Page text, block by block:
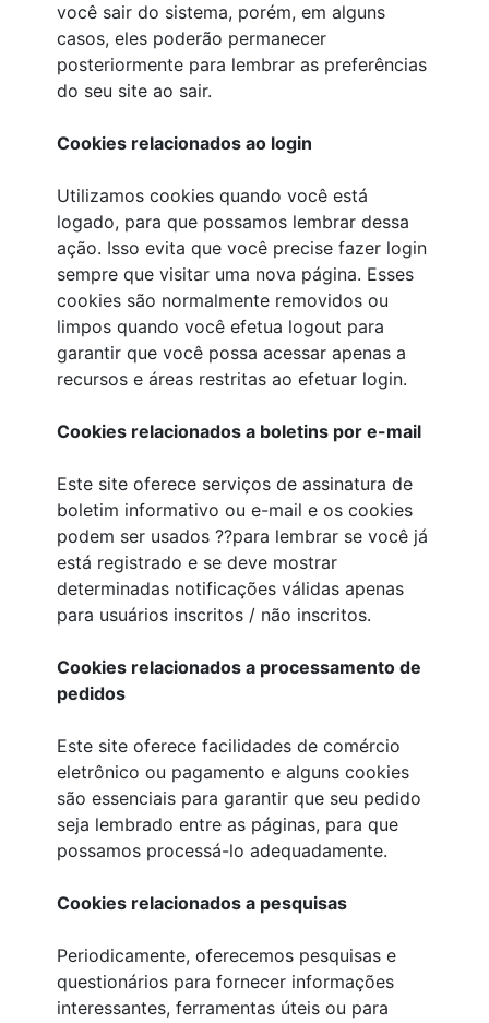
você sair do sistema, porém, em alguns
casos, eles poderão permanecer
posteriormente para lembrar as preferências
do seu site ao sair.
Cookies relacionados ao login
Utilizamos cookies quando você está
logado, para que possamos lembrar dessa
ação. Isso evita que você precise fazer login
sempre que visitar uma nova página. Esses
cookies são normalmente removidos ou
limpos quando você efetua logout para
garantir que você possa acessar apenas a
recursos e áreas restritas ao efetuar login.
Cookies relacionados a boletins por e-mail
Este site oferece serviços de assinatura de
boletim informativo ou e-mail e os cookies
podem ser usados ??para lembrar se você já
está registrado e se deve mostrar
determinadas notificações válidas apenas
para usuários inscritos / não inscritos.
Cookies relacionados a processamento de
pedidos
Este site oferece facilidades de comércio
eletrônico ou pagamento e alguns cookies
são essenciais para garantir que seu pedido
seja lembrado entre as páginas, para que
possamos processá-lo adequadamente.
Cookies relacionados a pesquisas
Periodicamente, oferecemos pesquisas e
questionários para fornecer informações
interessantes, ferramentas úteis ou para